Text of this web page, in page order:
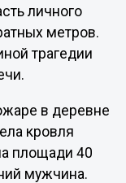
личного
метров.
трагедии
в деревне
кровля
площади 40
мужчина.